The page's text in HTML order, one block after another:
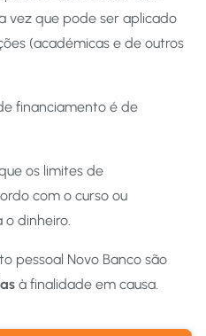
vez que pode ser aplicado
(académicas e de outros
financiamento é de
os limites de
com o curso ou
dinheiro.
pessoal Novo Banco são
à finalidade em causa.